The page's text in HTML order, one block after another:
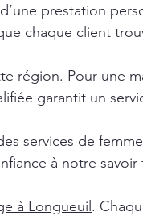
prestation
chaque client
région. Pour une
garantit un
services de
à notre
à Longueuil .